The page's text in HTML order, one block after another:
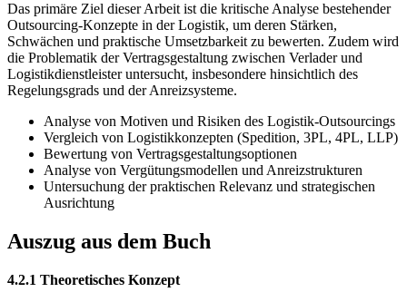
Das primäre Ziel dieser Arbeit ist die kritische Analyse bestehender
Outsourcing-Konzepte in der Logistik, um deren Stärken,
Schwächen und praktische Umsetzbarkeit zu bewerten. Zudem wird
die Problematik der Vertragsgestaltung zwischen Verlader und
Logistikdienstleister untersucht, insbesondere hinsichtlich des
Regelungsgrads und der Anreizsysteme.
Analyse von Motiven und Risiken des Logistik-Outsourcings
Vergleich von Logistikkonzepten (Spedition, 3PL, 4PL, LLP)
Bewertung von Vertragsgestaltungsoptionen
Analyse von Vergütungsmodellen und Anreizstrukturen
Untersuchung der praktischen Relevanz und strategischen
Ausrichtung
Auszug aus dem Buch
4.2.1 Theoretisches Konzept